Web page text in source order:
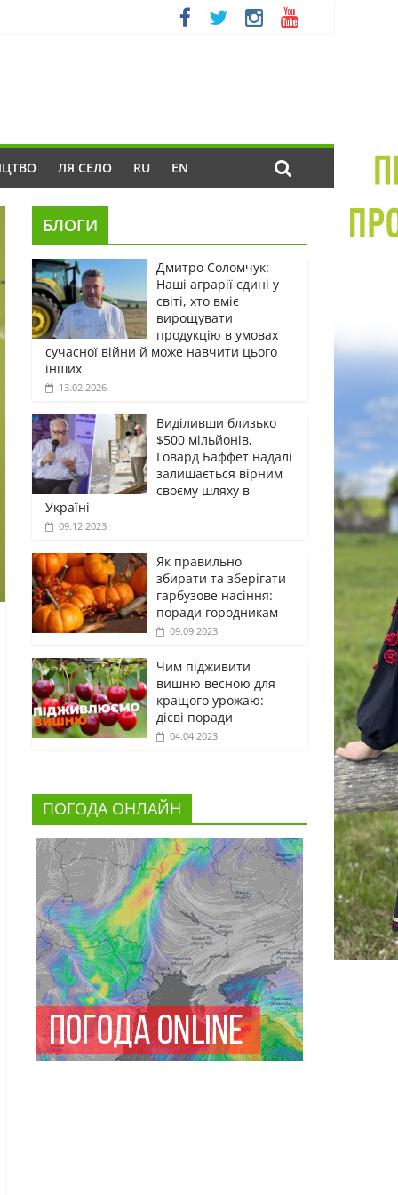
ЛЯ СЕЛО RU EN
БЛОГИ
Дмитро Соломчук:
Наші аграрії єдині у
світі, хто вміє
вирощувати
продукцію в умовах
сучасної війни й може навчити цього
інших
13.02.2026
Виділивши близько
$500 мільйонів,
Говард Баффет надалі
залишається вірним
своєму шляху в
Україні
09.12.2023
Як правильно
збирати та зберігати
гарбузове насіння:
поради городникам
09.09.2023
Чим підживити
вишню весною для
кращого урожаю:
дієві поради
04.04.2023
ПОГОДА ОНЛАЙН